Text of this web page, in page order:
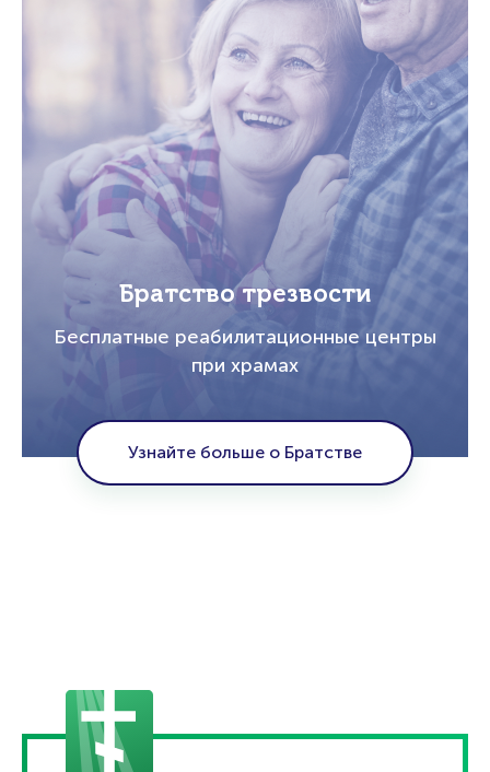
Братство трезвости
Бесплатные реабилитационные центры
при храмах
Узнайте больше о Братстве